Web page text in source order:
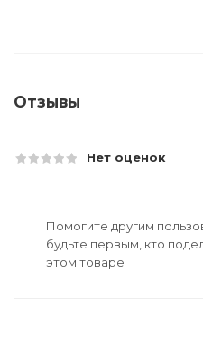
Отзывы
Нет оценок
Помогите другим
будьте первым, кто
этом товаре